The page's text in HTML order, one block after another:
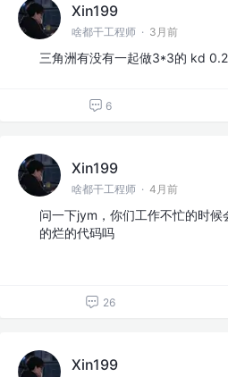
Xin199
啥都干工程师 · 3月前
三角洲有没有一起做3*3的 kd 0.2
6
Xin199
啥都干工程师 · 4月前
问一下jym，你们工作不忙的时候
的烂的代码吗
26
Xin199